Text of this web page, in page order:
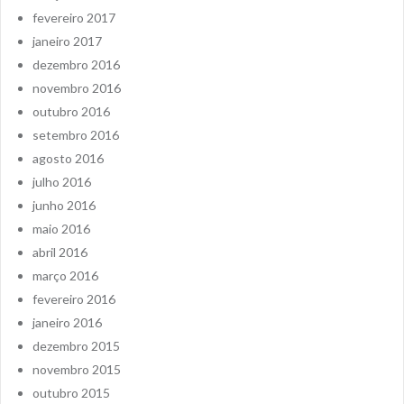
fevereiro 2017
janeiro 2017
dezembro 2016
novembro 2016
outubro 2016
setembro 2016
agosto 2016
julho 2016
junho 2016
maio 2016
abril 2016
março 2016
fevereiro 2016
janeiro 2016
dezembro 2015
novembro 2015
outubro 2015